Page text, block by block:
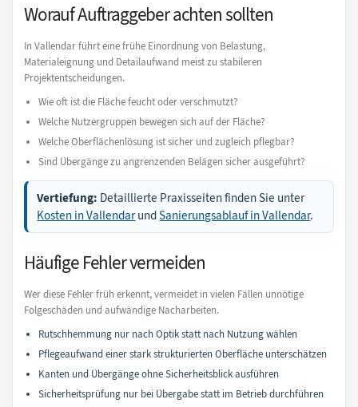
Worauf Auftraggeber achten sollten
In Vallendar führt eine frühe Einordnung von Belastung,
Materialeignung und Detailaufwand meist zu stabileren
Projektentscheidungen.
Wie oft ist die Fläche feucht oder verschmutzt?
Welche Nutzergruppen bewegen sich auf der Fläche?
Welche Oberflächenlösung ist sicher und zugleich pflegbar?
Sind Übergänge zu angrenzenden Belägen sicher ausgeführt?
Vertiefung: Detaillierte Praxisseiten finden Sie unter
Kosten in VallendarundSanierungsablauf in Vallendar.
Häufige Fehler vermeiden
Wer diese Fehler früh erkennt, vermeidet in vielen Fällen unnötige
Folgeschäden und aufwändige Nacharbeiten.
Rutschhemmung nur nach Optik statt nach Nutzung wählen
Pflegeaufwand einer stark strukturierten Oberfläche unterschätzen
Kanten und Übergänge ohne Sicherheitsblick ausführen
Sicherheitsprüfung nur bei Übergabe statt im Betrieb durchführen